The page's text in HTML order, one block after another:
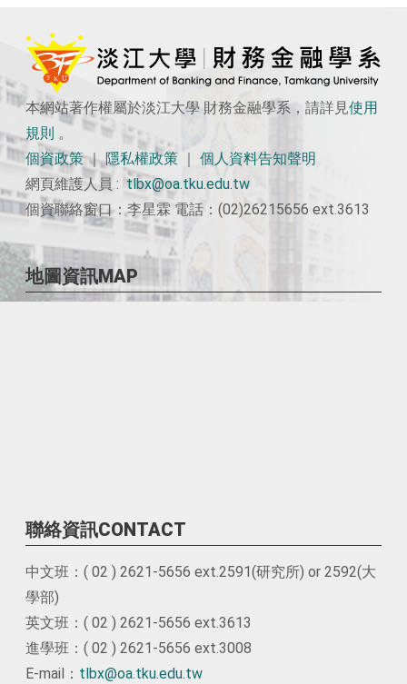
本網站著作權屬於淡江大學 財務金融學系，請詳見使用
規則 。
個資政策｜隱私權政策
個人資料告知聲明
網頁維護人員 :tlbx@oa.tku.edu.tw
個資聯絡窗口：李星霖 電話：(02)26215656 ext.3613
地圖資訊MAP
聯絡資訊CONTACT
中文班：( 02 ) 2621-5656 ext.2591(研究所) or 2592(大
學部)
英文班：( 02 ) 2621-5656 ext.3613
進學班：( 02 ) 2621-5656 ext.3008
E-mail： tlbx@oa.tku.edu.tw